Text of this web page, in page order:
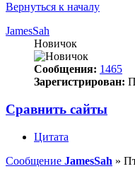
Вернуться к началу
JamesSah
Новичок
Сообщения: 1465
Зарегистрирован:
Сравнить сайты
Цитата
Сообщение JamesSah »